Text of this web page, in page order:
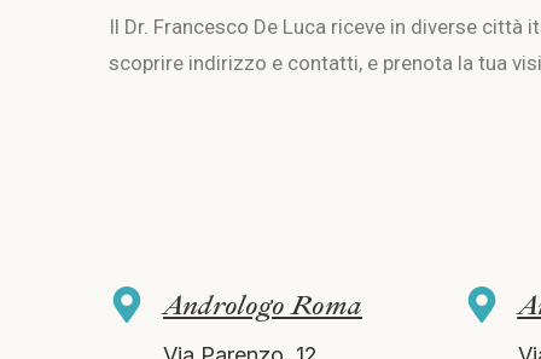
Il Dr. Francesco De Luca riceve in diverse
scoprire indirizzo e contatti, e prenota la tua
Andrologo Roma